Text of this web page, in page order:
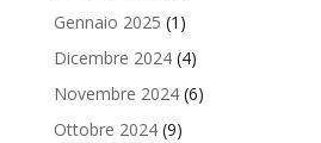
Gennaio 2025 (1)
Dicembre 2024(4)
Novembre 2024(6)
Ottobre 2024(9)